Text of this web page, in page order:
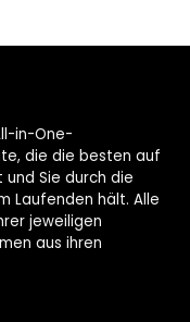
in-One-
die die besten auf
Sie durch die
Laufenden hält. Alle
jeweiligen
aus ihren